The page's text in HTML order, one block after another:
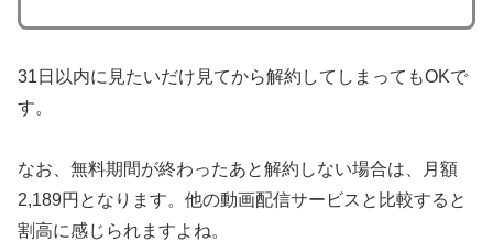
31日以内に見たいだけ見てから解約してしまってもOKで
す。
なお、無料期間が終わったあと解約しない場合は、月額
2,189円となります。他の動画配信サービスと比較すると
割高に感じられますよね。